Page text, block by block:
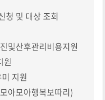
청 및 대상 조회
및산후관리비용지원
원
지원
아모아행복보따리)